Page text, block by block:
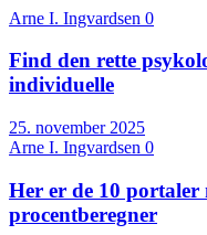
Arne I. Ingvardsen 0
Find den rette
individuelle
25. november 2025
Arne I. Ingvardsen 0
Her er de 10 portaler
procentberegner